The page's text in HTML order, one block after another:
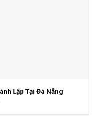
Lập Tại Đà Nẵng